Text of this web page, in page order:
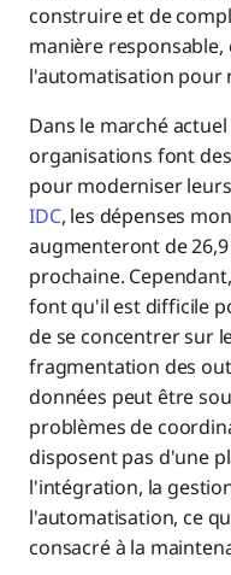
construire et de
manière
l'automatisation pour
Dans le marché
organisations font
pour moderniser
IDC, les dépenses
augmenteront de
prochaine.
font qu'il est difficile
de se concentrer sur
fragmentation des
données peut être
problèmes de
disposent pas d'une
l'intégration, la
l'automatisation, ce
consacré à la